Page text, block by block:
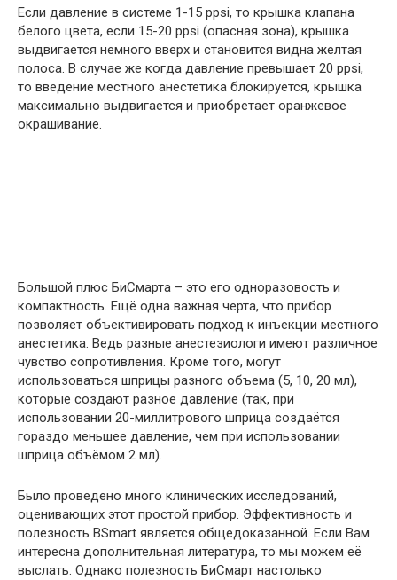
Если давление в системе 1-15 ppsi, то крышка клапана
белого цвета, если 15-20 ppsi (опасная зона), крышка
выдвигается немного вверх и становится видна желтая
полоса. В случае же когда давление превышает 20 ppsi,
то введение местного анестетика блокируется, крышка
максимально выдвигается и приобретает оранжевое
окрашивание.
Большой плюс БиСмарта – это его одноразовость и
компактность. Ещё одна важная черта, что прибор
позволяет объективировать подход к инъекции местного
анестетика. Ведь разные анестезиологи имеют различное
чувство сопротивления. Кроме того, могут
использоваться шприцы разного объема (5, 10, 20 мл),
которые создают разное давление (так, при
использовании 20-миллитрового шприца создаётся
гораздо меньшее давление, чем при использовании
шприца объёмом 2 мл).
Было проведено много клинических исследований,
оценивающих этот простой прибор. Эффективность и
полезность BSmart является общедоказанной. Если Вам
интересна дополнительная литература, то мы можем её
выслать. Однако полезность БиСмарт настолько